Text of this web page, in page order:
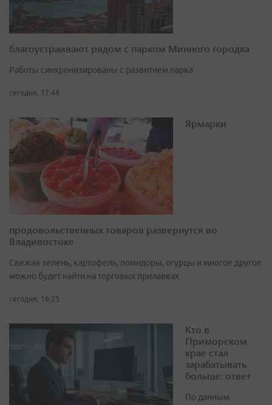
благоустраивают рядом с парком Минного городка
Работы синхронизированы с развитием парка
сегодня, 17:44
Ярмарки
продовольственных товаров развернутся во
Владивостоке
Свежая зелень, картофель, помидоры, огурцы и многое другое
можно будет найти на торговых прилавках
сегодня, 16:23
Кто в
Приморском
крае стал
зарабатывать
больше: ответ
По данным